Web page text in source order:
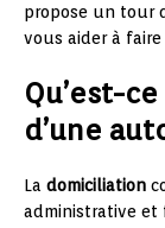
propose un tour
vous aider à
Qu’est-
d’une
La domiciliation
administrative et